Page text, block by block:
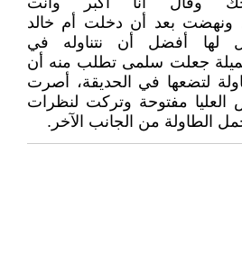
بعد أن دخلت أم خالد
لها أفضل أن نتناوله في
جميلة جعلت سلمى تطلب منه أن
لتضعها في الحديقة، أصرت
العليا مفتوحة وتركت لنظرات
الطاولة من الجانب الآخر.